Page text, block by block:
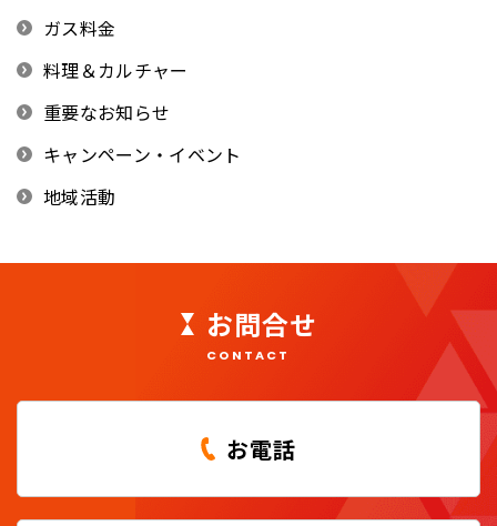
ガス料金
料理＆カルチャー
重要なお知らせ
キャンペーン・イベント
地域活動
お問合せ
CONTACT
お電話